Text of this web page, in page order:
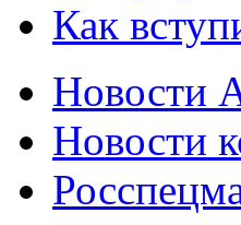
Как
Новости
Новости